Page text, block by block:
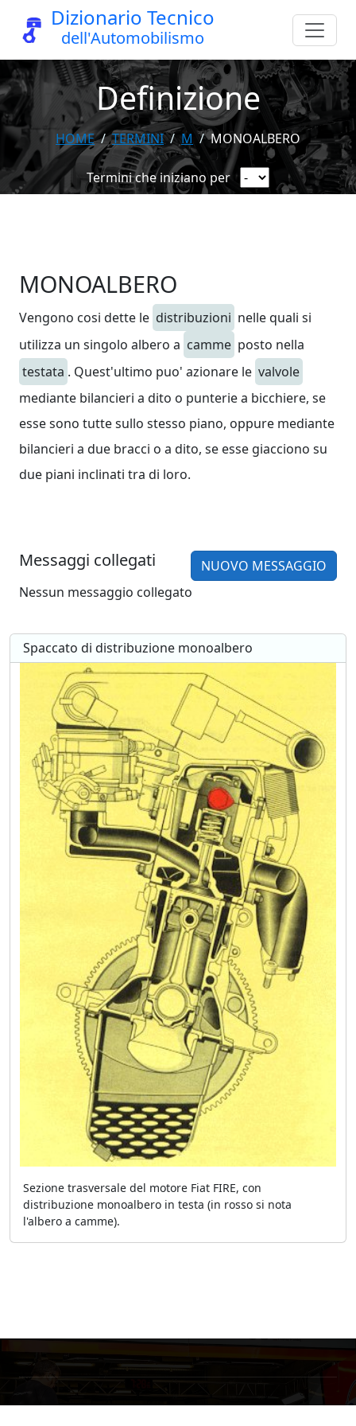
Dizionario Tecnico
dell'Automobilismo
Definizione
HOME TERMINI M MONOALBERO
Termini che iniziano per
MONOALBERO
Vengono cosi dette le distribuzioni nelle quali si
utilizza un singolo albero a camme posto nella
testata . Quest'ultimo puo' azionare le valvole
mediante bilancieri a dito o punterie a bicchiere, se
esse sono tutte sullo stesso piano, oppure mediante
bilancieri a due bracci o a dito, se esse giacciono su
due piani inclinati tra di loro.
Messaggi collegati
NUOVO MESSAGGIO
Nessun messaggio collegato
Spaccato di distribuzione monoalbero
Sezione trasversale del motore Fiat FIRE, con
distribuzione monoalbero in testa (in rosso si nota
l'albero a camme).